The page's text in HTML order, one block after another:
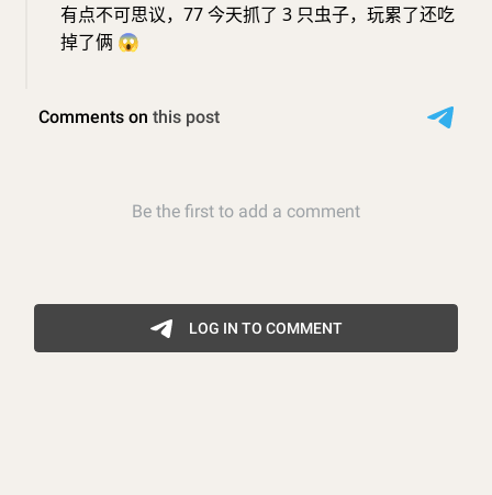
有点不可思议，77 今天抓了 3 只虫子，玩累了还吃
掉了俩 😱